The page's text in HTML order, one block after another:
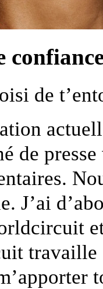
de
de
J’ai
travaille